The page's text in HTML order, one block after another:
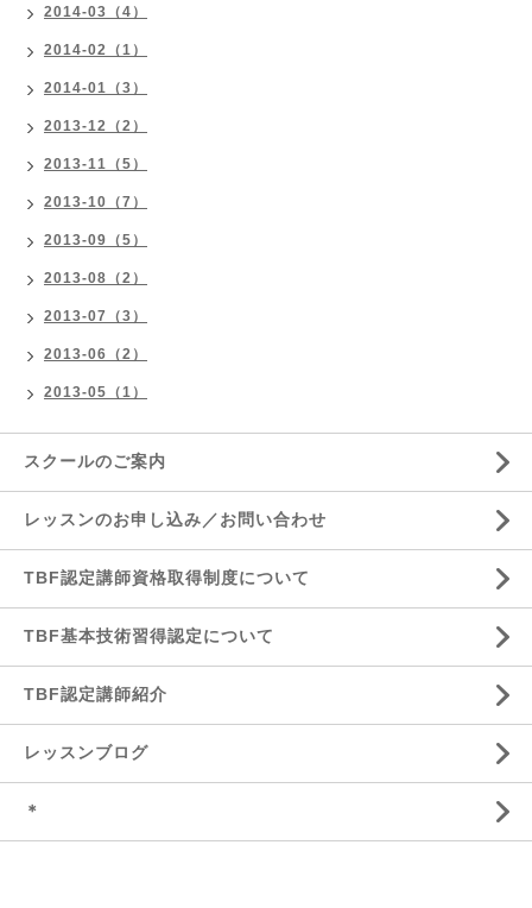
2014-03（4）
2014-02（1）
2014-01（3）
2013-12（2）
2013-11（5）
2013-10（7）
2013-09（5）
2013-08（2）
2013-07（3）
2013-06（2）
2013-05（1）
スクールのご案内
レッスンのお申し込み／お問い合わせ
TBF認定講師資格取得制度について
TBF基本技術習得認定について
TBF認定講師紹介
レッスンブログ
＊